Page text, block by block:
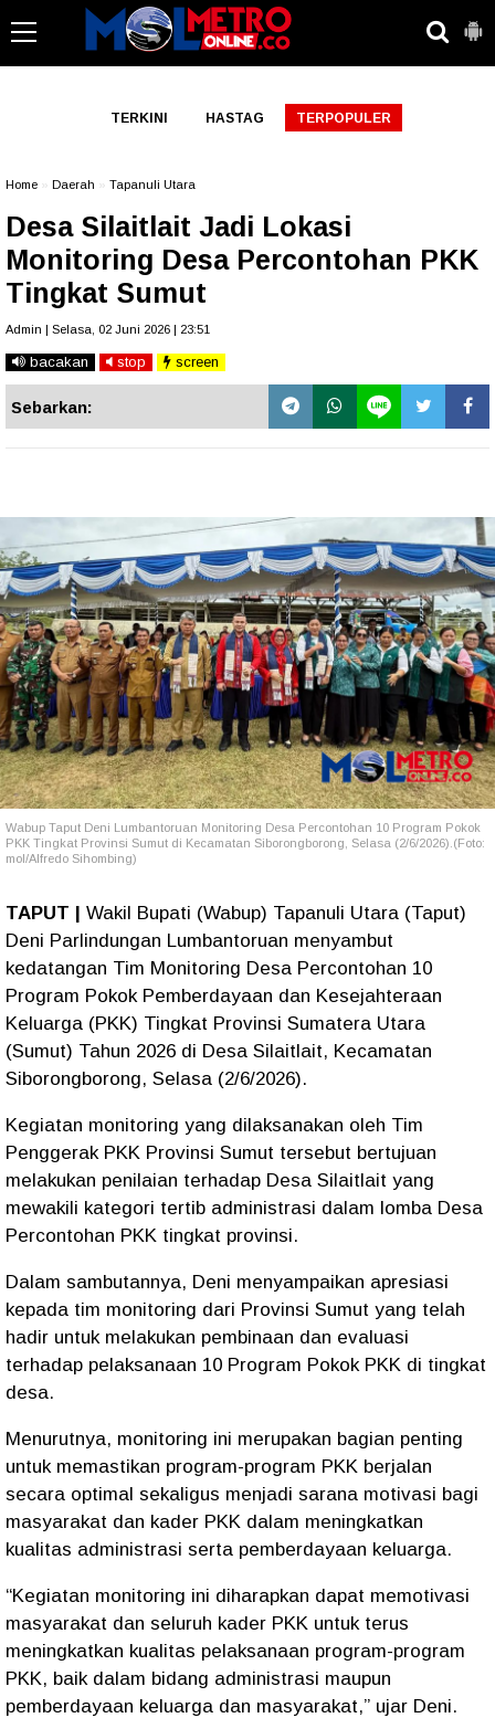
TERKINI HASTAG TERPOPULER
Home Daerah Tapanuli Utara
Desa Silaitlait Jadi Lokasi
Monitoring Desa Percontohan PKK
Tingkat Sumut
Admin | Selasa, 02 Juni 2026 | 23:51
bacakan stop screen
Sebarkan:
Wabup Taput Deni Lumbantoruan Monitoring Desa Percontohan 10 Program Pokok
PKK Tingkat Provinsi Sumut di Kecamatan Siborongborong, Selasa (2/6/2026).(Foto:
mol/Alfredo Sihombing)
TAPUT | Wakil Bupati (Wabup) Tapanuli Utara (Taput)
Deni Parlindungan Lumbantoruan menyambut
kedatangan Tim Monitoring Desa Percontohan 10
Program Pokok Pemberdayaan dan Kesejahteraan
Keluarga (PKK) Tingkat Provinsi Sumatera Utara
(Sumut) Tahun 2026 di Desa Silaitlait, Kecamatan
Siborongborong, Selasa (2/6/2026).
Kegiatan monitoring yang dilaksanakan oleh Tim
Penggerak PKK Provinsi Sumut tersebut bertujuan
melakukan penilaian terhadap Desa Silaitlait yang
mewakili kategori tertib administrasi dalam lomba Desa
Percontohan PKK tingkat provinsi.
Dalam sambutannya, Deni menyampaikan apresiasi
kepada tim monitoring dari Provinsi Sumut yang telah
hadir untuk melakukan pembinaan dan evaluasi
terhadap pelaksanaan 10 Program Pokok PKK di tingkat
desa.
Menurutnya, monitoring ini merupakan bagian penting
untuk memastikan program-program PKK berjalan
secara optimal sekaligus menjadi sarana motivasi bagi
masyarakat dan kader PKK dalam meningkatkan
kualitas administrasi serta pemberdayaan keluarga.
“Kegiatan monitoring ini diharapkan dapat memotivasi
masyarakat dan seluruh kader PKK untuk terus
meningkatkan kualitas pelaksanaan program-program
PKK, baik dalam bidang administrasi maupun
pemberdayaan keluarga dan masyarakat,” ujar Deni.